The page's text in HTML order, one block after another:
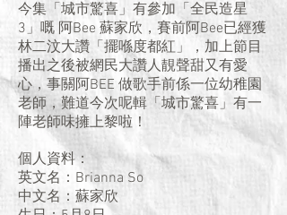
今集「城市驚喜」有參加「全民造星
3」嘅 阿Bee 蘇家欣，賽前阿Bee已經獲
林二汶大讚「擺喺度都紅」，加上節目
播出之後被網民大讚人靚聲甜又有愛
心，事關阿BEE 做歌手前係一位幼稚園
老師，難道今次呢輯「城市驚喜」有一
陣老師味擁上黎啦！
個人資料：
英文名：Brianna So
中文名：蘇家欣